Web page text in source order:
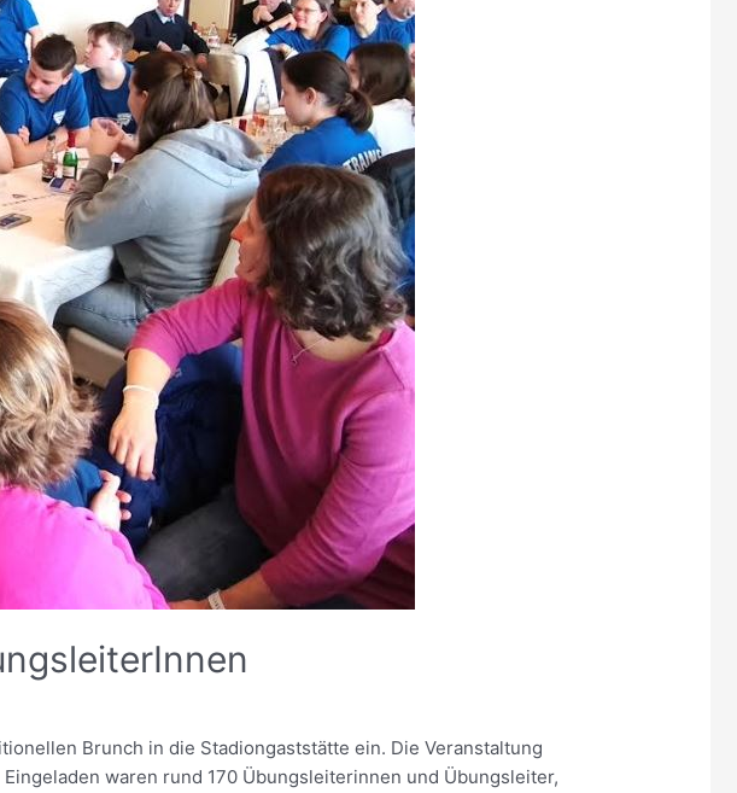
Brunch in die Stadiongaststätte ein. Die Veranstaltung
waren rund 170 Übungsleiterinnen und Übungsleiter,